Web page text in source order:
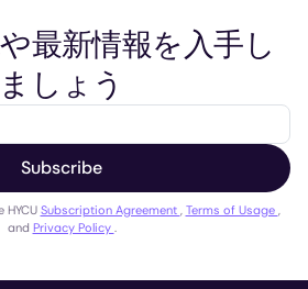
最新情報を入手し
ましょう
Subscribe
Subscription Agreement Terms of Usage
and Privacy Policy